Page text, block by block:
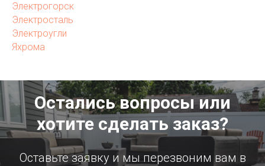
Электрогорск
Электросталь
Электроугли
Яхрома
Остались вопросы или
хотите сделать заказ?
Оставьте заявку и мы перезвоним вам в